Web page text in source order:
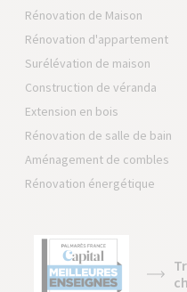
Rénovation de Maison
Rénovation d'appartement
Surélévation de maison
Construction de véranda
Extension en bois
Rénovation de salle de bain
Aménagement de combles
Rénovation énergétique